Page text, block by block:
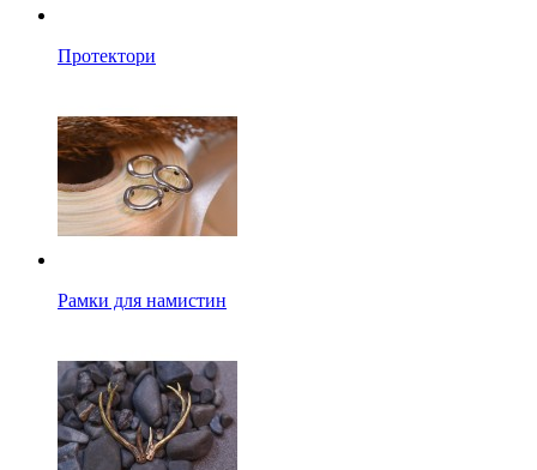
Протектори
Рамки для намистин